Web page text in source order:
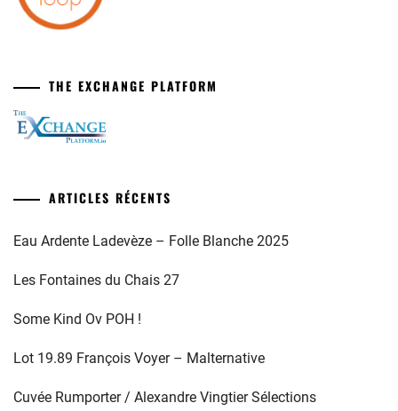
THE EXCHANGE PLATFORM
ARTICLES RÉCENTS
Eau Ardente Ladevèze – Folle Blanche 2025
Les Fontaines du Chais 27
Some Kind Ov POH !
Lot 19.89 François Voyer – Malternative
Cuvée Rumporter / Alexandre Vingtier Sélections